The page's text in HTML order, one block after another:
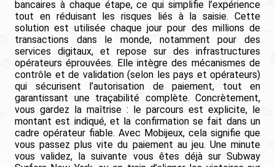
bancaires à chaque étape, ce qui simplifie l’expérience
tout en réduisant les risques liés à la saisie. Cette
solution est utilisée chaque jour pour des millions de
transactions dans le monde, notamment pour des
services digitaux, et repose sur des infrastructures
opérateurs éprouvées. Elle intègre des mécanismes de
contrôle et de validation (selon les pays et opérateurs)
qui sécurisent l’autorisation de paiement, tout en
garantissant une traçabilité complète. Concrètement,
vous gardez la maîtrise : le parcours est explicite, le
montant est indiqué, et la confirmation se fait dans un
cadre opérateur fiable. Avec Mobijeux, cela signifie que
vous passez plus vite du paiement au jeu. Une minute
vous validez, la suivante vous êtes déjà sur Subway